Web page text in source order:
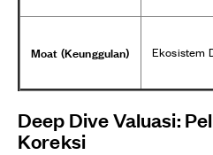
Moat (Keunggulan) Ekosistem
Deep Dive Valuasi:
Koreksi